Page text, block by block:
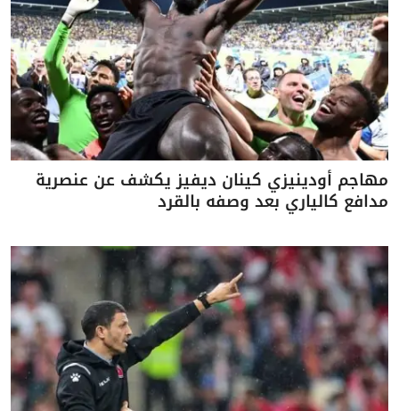
مهاجم أودينيزي كينان ديفيز يكشف عن عنصرية
مدافع كالياري بعد وصفه بالقرد